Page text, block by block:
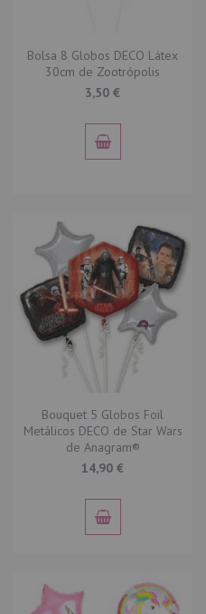
Bolsa 8 Globos DECO Látex
30cm de Zootrópolis
3,50 €
Bouquet 5 Globos Foil
Metálicos DECO de Star Wars
de Anagram®
14,90 €